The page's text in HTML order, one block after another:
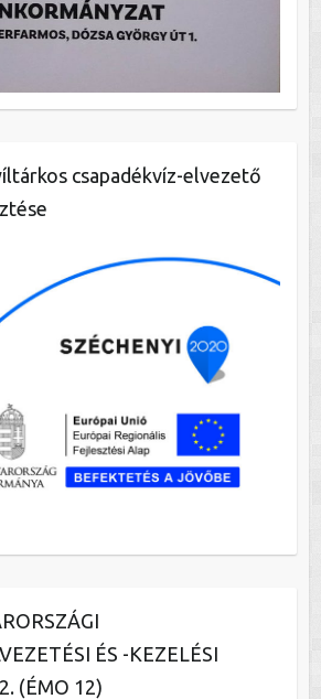
csapadékvíz-elvezető
ÉS -KEZELÉSI
(ÉMO 12)